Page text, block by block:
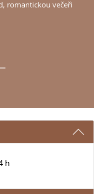
romantickou večeři
U NÁS
h